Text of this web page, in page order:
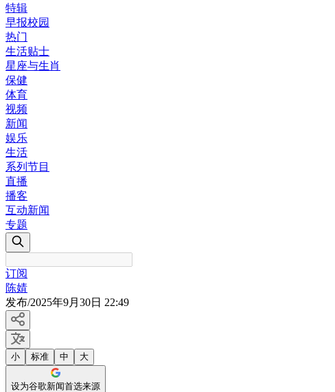
特辑
早报校园
热门
生活贴士
星座与生肖
保健
体育
视频
新闻
娱乐
生活
系列节目
直播
播客
互动新闻
专题
订阅
陈婧
发布/2025年9月30日 22:49
小 标准 中 大
设为谷歌新闻首选来源